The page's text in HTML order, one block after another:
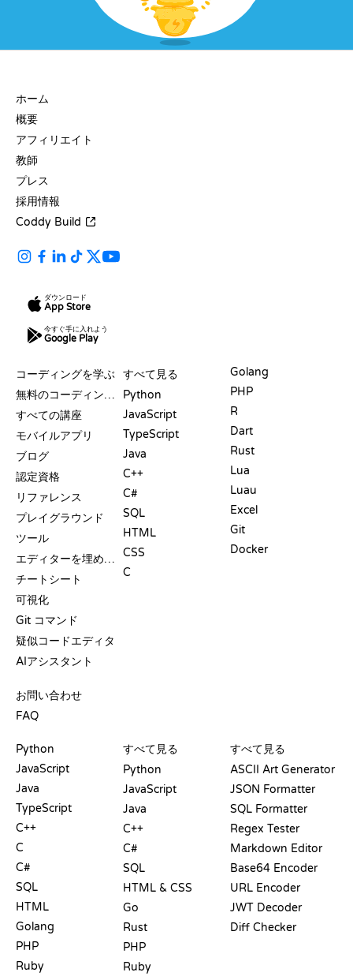
ホーム
概要
アフィリエイト
教師
プレス
採用情報
Coddy Build
ダウンロード
App Store
今すぐ手に入れよう
Google Play
コーディングを学ぶ
無料のコーディングサイト
すべての講座
モバイルアプリ
ブログ
認定資格
リファレンス
プレイグラウンド
ツール
エディターを埋め込む
チートシート
可視化
Git コマンド
疑似コードエディタ
AIアシスタント
お問い合わせ
FAQ
すべて見る
Python
JavaScript
TypeScript
Java
C++
C#
SQL
HTML
CSS
C
Golang
PHP
R
Dart
Rust
Lua
Luau
Excel
Git
Docker
Python
JavaScript
Java
TypeScript
C++
C
C#
SQL
HTML
Golang
PHP
Ruby
すべて見る
Python
JavaScript
Java
C++
C#
SQL
HTML & CSS
Go
Rust
PHP
Ruby
すべて見る
ASCII Art Generator
JSON Formatter
SQL Formatter
Regex Tester
Markdown Editor
Base64 Encoder
URL Encoder
JWT Decoder
Diff Checker